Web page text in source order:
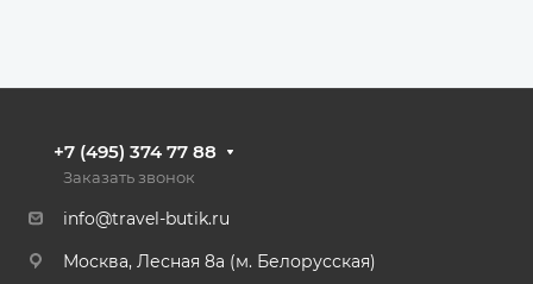
+7 (495) 374 77 88
Заказать звонок
info@travel-butik.ru
Москва, Лесная 8а (м. Белорусская)